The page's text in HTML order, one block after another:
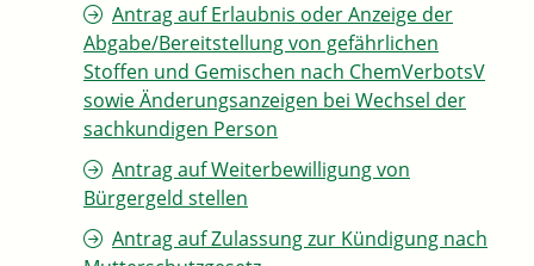
Antrag auf Erlaubnis oder Anzeige der
Abgabe/Bereitstellung von gefährlichen
Stoffen und Gemischen nach ChemVerbotsV
sowie Änderungsanzeigen bei Wechsel der
sachkundigen Person
Antrag auf Weiterbewilligung von
Bürgergeld stellen
Antrag auf Zulassung zur Kündigung nach